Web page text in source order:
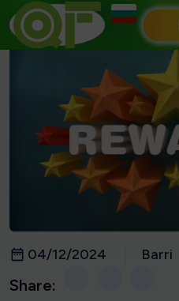
04/12/2024 Barri
Share: